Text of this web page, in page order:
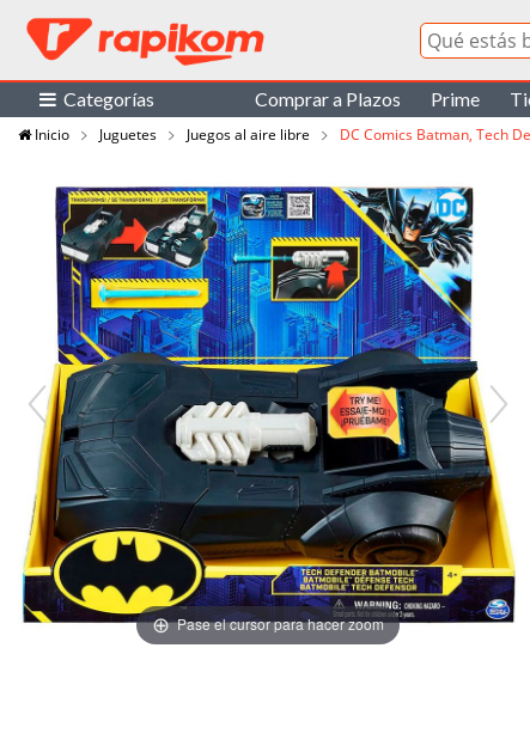
Categorías Comprar a Plazos Prime
Inicio Juguetes Juegos al aire libre DC Comics Batman, Tech
Pase el cursor para hacer zoom